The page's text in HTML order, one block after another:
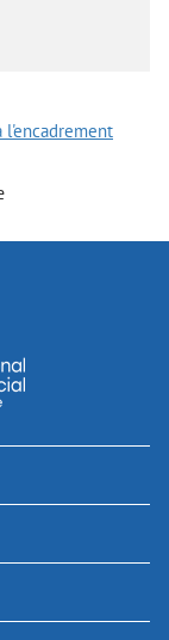
l'encadrement